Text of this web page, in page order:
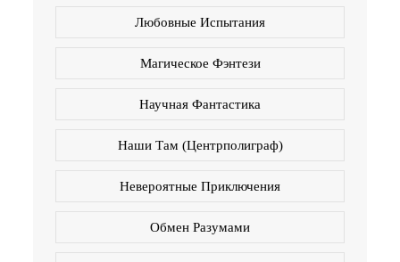
Любовные Испытания
Магическое Фэнтези
Научная Фантастика
Наши Там (Центрполиграф)
Невероятные Приключения
Обмен Разумами